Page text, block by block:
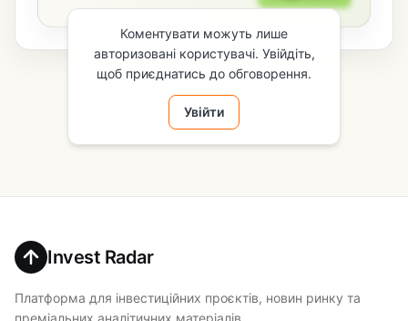
Коментувати можуть лише
авторизовані користувачі. Увійдіть,
щоб приєднатись до обговорення.
Увійти
Invest Radar
Платформа для інвестиційних проєктів, новин ринку та
преміальних аналітичних матеріалів.